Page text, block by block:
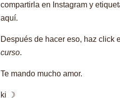
compartirla en Instagram y
aquí.
Después de hacer eso, haz click
curso.
Te mando mucho amor.
ki ☽